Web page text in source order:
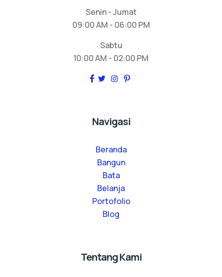
Senin - Jumat
09:00 AM - 06:00 PM
Sabtu
10:00 AM - 02:00 PM
Navigasi
Beranda
Bangun
Bata
Belanja
Portofolio
Blog
Tentang Kami